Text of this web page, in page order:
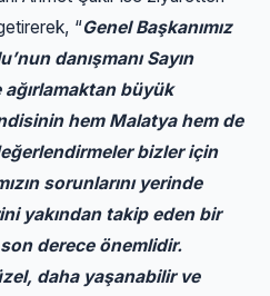
“Genel Başkanımız
danışmanı Sayın
ağırlamaktan büyük
hem Malatya hem de
bizler için
sorunlarını yerinde
yakından takip eden bir
derece önemlidir.
daha yaşanabilir ve